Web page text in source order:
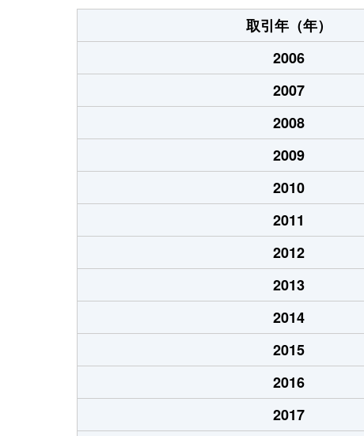
取引年（年）
2006
2007
2008
2009
2010
2011
2012
2013
2014
2015
2016
2017